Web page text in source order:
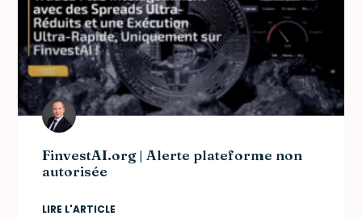
FinvestAI.org | Alerte plateforme non
autorisée
LIRE L'ARTICLE